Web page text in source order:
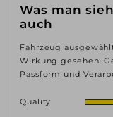
Was man
auch
Fahrzeug
Wirkung gesehen.
Passform und
Quality